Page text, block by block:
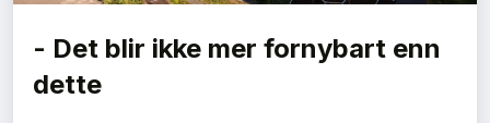
- Det blir ikke mer fornybart enn
dette